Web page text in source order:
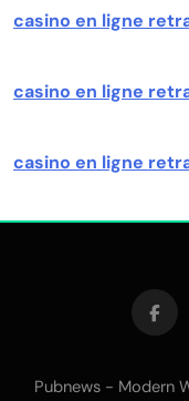
casino en ligne
casino en ligne
casino en ligne
Pubnews - Modern